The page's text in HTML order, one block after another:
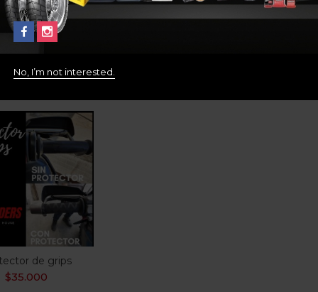
de grips
$35.000
No, I’m not interested.